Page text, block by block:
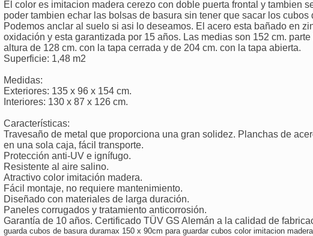
El color es imitacion madera cerezo con doble puerta frontal y tambien
poder tambien echar las bolsas de basura sin tener que sacar los cubos
Podemos anclar al suelo si asi lo deseamos. El acero esta bañado en
oxidación y esta garantizada por 15 años. Las medias son 152 cm.
altura de 128 cm. con la tapa cerrada y de 204 cm. con la tapa abierta.
Superficie: 1,48 m2
Medidas:
Exteriores: 135 x 96 x 154 cm.
Interiores: 130 x 87 x 126 cm.
Características:
Travesaño de metal que proporciona una gran solidez. Planchas de
en una sola caja, fácil transporte.
Protección anti-UV e ignífugo.
Resistente al aire salino.
Atractivo color imitación madera.
Fácil montaje, no requiere mantenimiento.
Diseñado con materiales de larga duración.
Paneles corrugados y tratamiento anticorrosión.
Garantía de 10 años. Certificado TÜV GS Alemán a la calidad de
guarda cubos de basura duramax 150 x 90cm para guardar cubos color imitacion madera